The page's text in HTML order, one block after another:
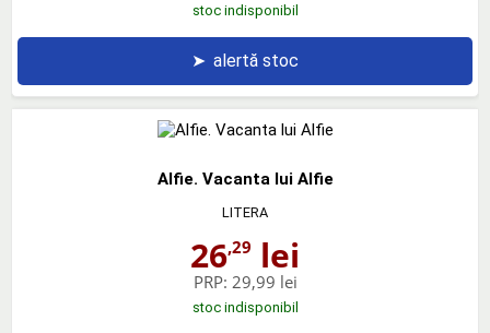
stoc indisponibil
➤ alertă stoc
Alfie. Vacanta lui Alfie
LITERA
26,29 lei
PRP: 29,99 lei
stoc indisponibil